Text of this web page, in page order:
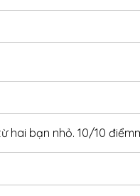
hai bạn nhỏ. 10/10